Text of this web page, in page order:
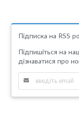
Підписка на RSS
Підпишіться на
дізнаватися про